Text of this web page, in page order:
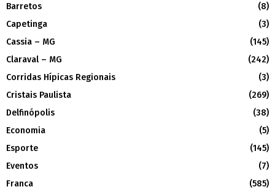
Barretos
(8)
Capetinga
(3)
Cassia – MG
(145)
Claraval – MG
(242)
Corridas Hípicas Regionais
(3)
Cristais Paulista
(269)
Delfinópolis
(38)
Economia
(5)
Esporte
(145)
Eventos
(7)
Franca
(585)